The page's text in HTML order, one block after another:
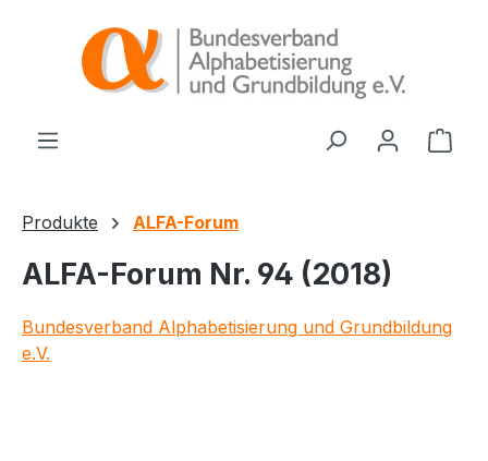
springen
Produkte ALFA-Forum
ALFA-Forum Nr. 94 (2018)
Bundesverband Alphabetisierung und Grundbildung
e.V.